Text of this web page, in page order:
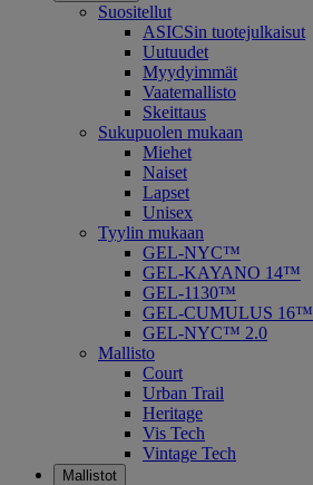
Suositellut
ASICSin tuotejulkaisut
Uutuudet
Myydyimmät
Vaatemallisto
Skeittaus
Sukupuolen mukaan
Miehet
Naiset
Lapset
Unisex
Tyylin mukaan
GEL-NYC™
GEL-KAYANO 14™
GEL-1130™
GEL-CUMULUS 16™
GEL-NYC™ 2.0
Mallisto
Court
Urban Trail
Heritage
Vis Tech
Vintage Tech
Mallistot